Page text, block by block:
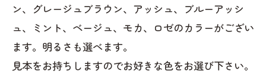
ン、グレージュブラウン、アッシュ、ブルーアッシ
ュ、ミント、ベージュ、モカ、ロゼのカラーがござい
ます。明るさも選べます。
見本をお持ちしますのでお好きな色をお選び下さい。